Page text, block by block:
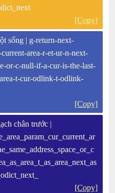
[Copy]
sống | g-return-next-
current-area-r-et-ur-n-next-
or-c-null-if-a-cur-is-the-last-
area-t-cur-odlink-t-odlink-
[Copy]
chân trước |
[Copy]